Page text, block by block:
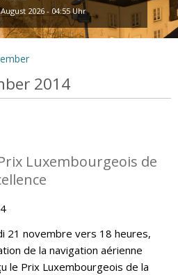
2026 - 04:55 Uhr
2014
Luxembourgeois de
21 novembre vers 18 heures,
de la navigation aérienne
le Prix Luxembourgeois de la